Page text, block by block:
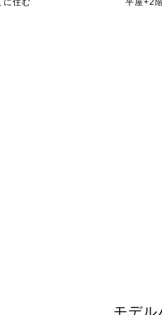
に住む 平屋+2
モデル